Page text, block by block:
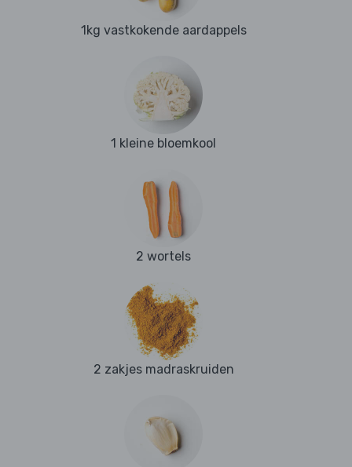
1kg vastkokende aardappels
1 kleine bloemkool
2 wortels
2 zakjes madraskruiden